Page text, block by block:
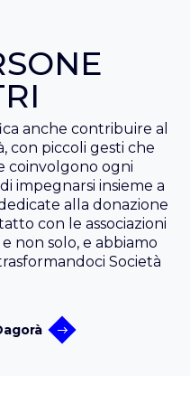
anche contribuire al
con piccoli gesti che
coinvolgono ogni
impegnarsi insieme a
alla donazione
con le associazioni
non solo, e abbiamo
Società